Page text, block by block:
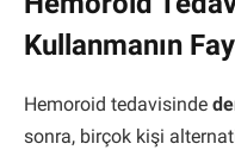
Kullanmanın
Hemoroid tedavisinde
sonra, birçok kişi